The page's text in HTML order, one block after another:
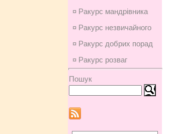
¤ Ракурс мандрівника
¤ Ракурс незвичайного
¤ Ракурс добрих порад
¤ Ракурс розваг
Пошук